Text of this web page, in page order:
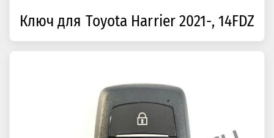
Ключ для Toyota Harrier 2021-, 14FDZ